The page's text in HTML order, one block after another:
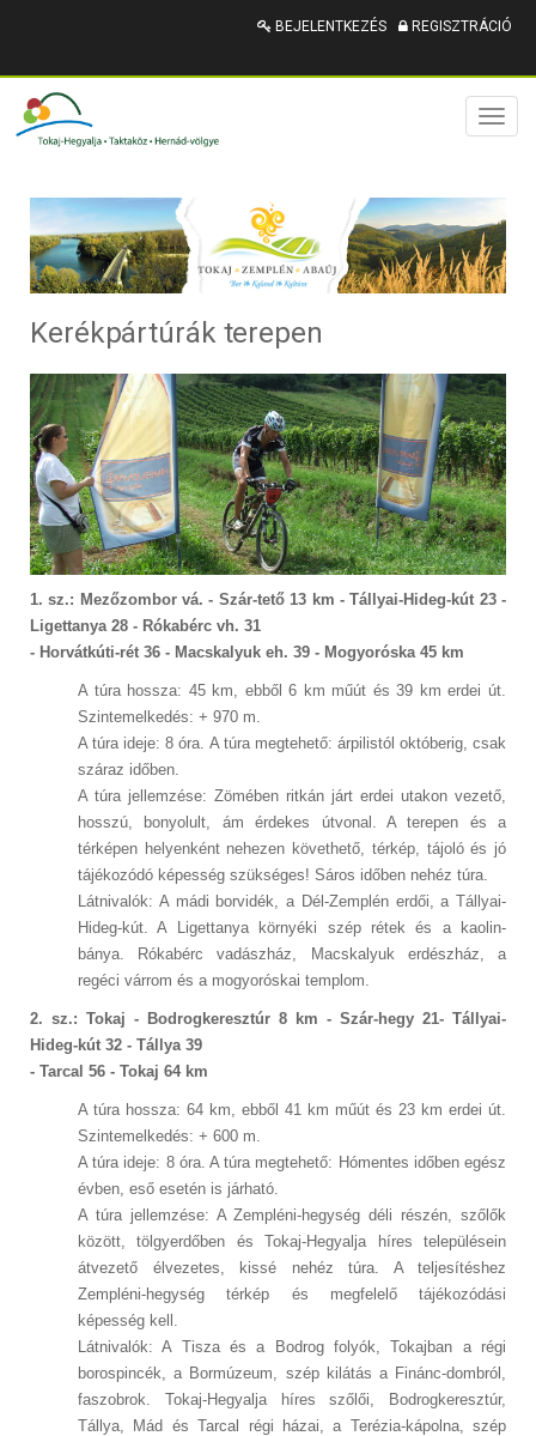
BEJELENTKEZÉS REGISZTRÁCIÓ
Kerékpártúrák terepen
1. sz.: Mezőzombor vá. - Szár-tető 13 km - Tállyai-Hideg-kút 23 -
Ligettanya 28 - Rókabérc vh. 31
- Horvátkúti-rét 36 - Macskalyuk eh. 39 - Mogyoróska 45 km
A túra hossza: 45 km, ebből 6 km műút és 39 km erdei út.
Szintemelkedés: + 970 m.
A túra ideje: 8 óra. A túra megtehető: árpilistól októberig, csak
száraz időben.
A túra jellemzése: Zömében ritkán járt erdei utakon vezető,
hosszú, bonyolult, ám érdekes útvonal. A terepen és a
térképen helyenként nehezen követhető, térkép, tájoló és jó
tájékozódó képesség szükséges! Sáros időben nehéz túra.
Látnivalók: A mádi borvidék, a Dél-Zemplén erdői, a Tállyai-
Hideg-kút. A Ligettanya környéki szép rétek és a kaolin-
bánya. Rókabérc vadászház, Macskalyuk erdészház, a
regéci várrom és a mogyoróskai templom.
2. sz.: Tokaj - Bodrogkeresztúr 8 km - Szár-hegy 21- Tállyai-
Hideg-kút 32 - Tállya 39
- Tarcal 56 - Tokaj 64 km
A túra hossza: 64 km, ebből 41 km műút és 23 km erdei út.
Szintemelkedés: + 600 m.
A túra ideje: 8 óra. A túra megtehető: Hómentes időben egész
évben, eső esetén is járható.
A túra jellemzése: A Zempléni-hegység déli részén, szőlők
között, tölgyerdőben és Tokaj-Hegyalja híres településein
átvezető élvezetes, kissé nehéz túra. A teljesítéshez
Zempléni-hegység térkép és megfelelő tájékozódási
képesség kell.
Látnivalók: A Tisza és a Bodrog folyók, Tokajban a régi
borospincék, a Bormúzeum, szép kilátás a Finánc-dombról,
faszobrok. Tokaj-Hegyalja híres szőlői, Bodrogkeresztúr,
Tállya, Mád és Tarcal régi házai, a Terézia-kápolna, szép